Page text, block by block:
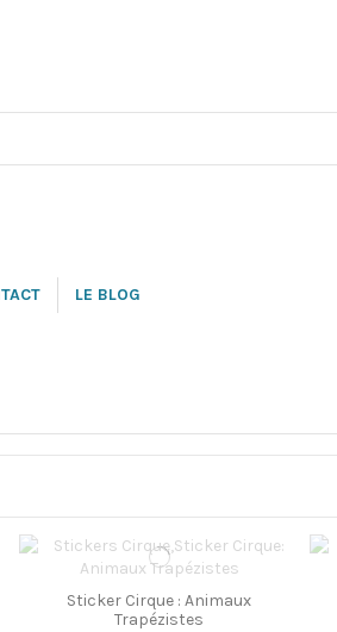
LE BLOG
Sticker Cirque : Animaux
Trapézistes